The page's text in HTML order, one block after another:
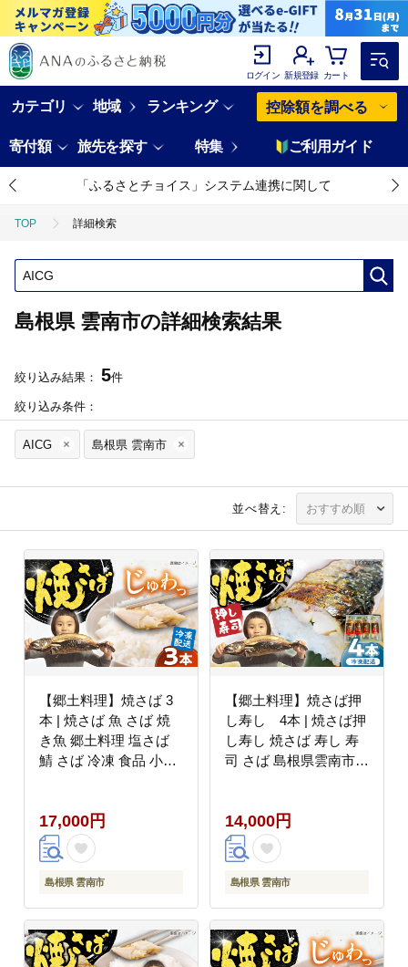
ログイン 新規登録 カート
カテゴリ 地域 ランキング 控除額を調べる
寄付額 旅先を探す 特集 ご利用ガイド
「ふるさとチョイス」システム連携に関して
TOP 詳細検索
島根県 雲南市の詳細検索結果
絞り込み結果： 5件
絞り込み条件：
AICG 島根県 雲南市
並べ替え:
【郷土料理】焼さば 3
本 | 焼さば 魚 さば 焼
き魚 郷土料理 塩さば
鯖 さば 冷凍 食品 小分
レゼント ギフト お取り
寄せ グルメ 島根県雲南
市/長谷川鮮魚店
[AICG004]
17,000円
島根県 雲南市
【郷土料理】焼さば押
し寿し 4本 | 焼さば押
し寿し 焼さば 寿し 寿
司 さば 島根県雲南市/
14,000円
島根県 雲南市